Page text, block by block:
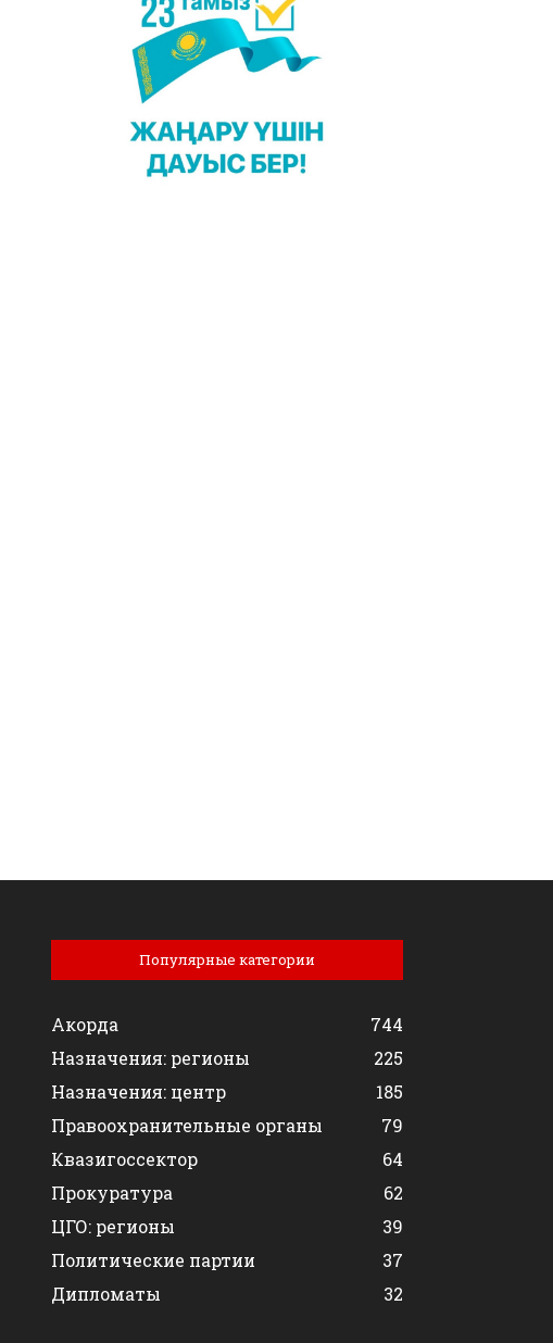
Популярные категории
Акорда
744
Назначения: регионы
225
Назначения: центр
185
Правоохранительные органы
79
Квазигоссектор
64
Прокуратура
62
ЦГО: регионы
39
Политические партии
37
Дипломаты
32